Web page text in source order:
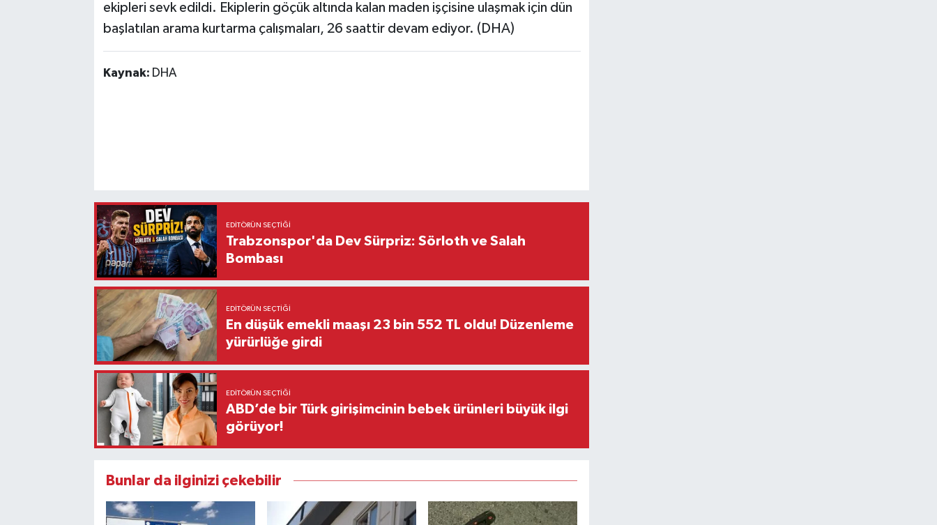
ekipleri sevk edildi. Ekiplerin göçük altında kalan maden işçisine ulaşmak için dün
başlatılan arama kurtarma çalışmaları, 26 saattir devam ediyor. (DHA)
Kaynak: DHA
EDITÖRÜN SEÇTIĞI
Trabzonspor'da Dev Sürpriz: Sörloth ve Salah
Bombası
EDITÖRÜN SEÇTIĞI
En düşük emekli maaşı 23 bin 552 TL oldu! Düzenleme
yürürlüğe girdi
EDITÖRÜN SEÇTIĞI
ABD’de bir Türk girişimcinin bebek ürünleri büyük ilgi
görüyor!
Bunlar da ilginizi çekebilir